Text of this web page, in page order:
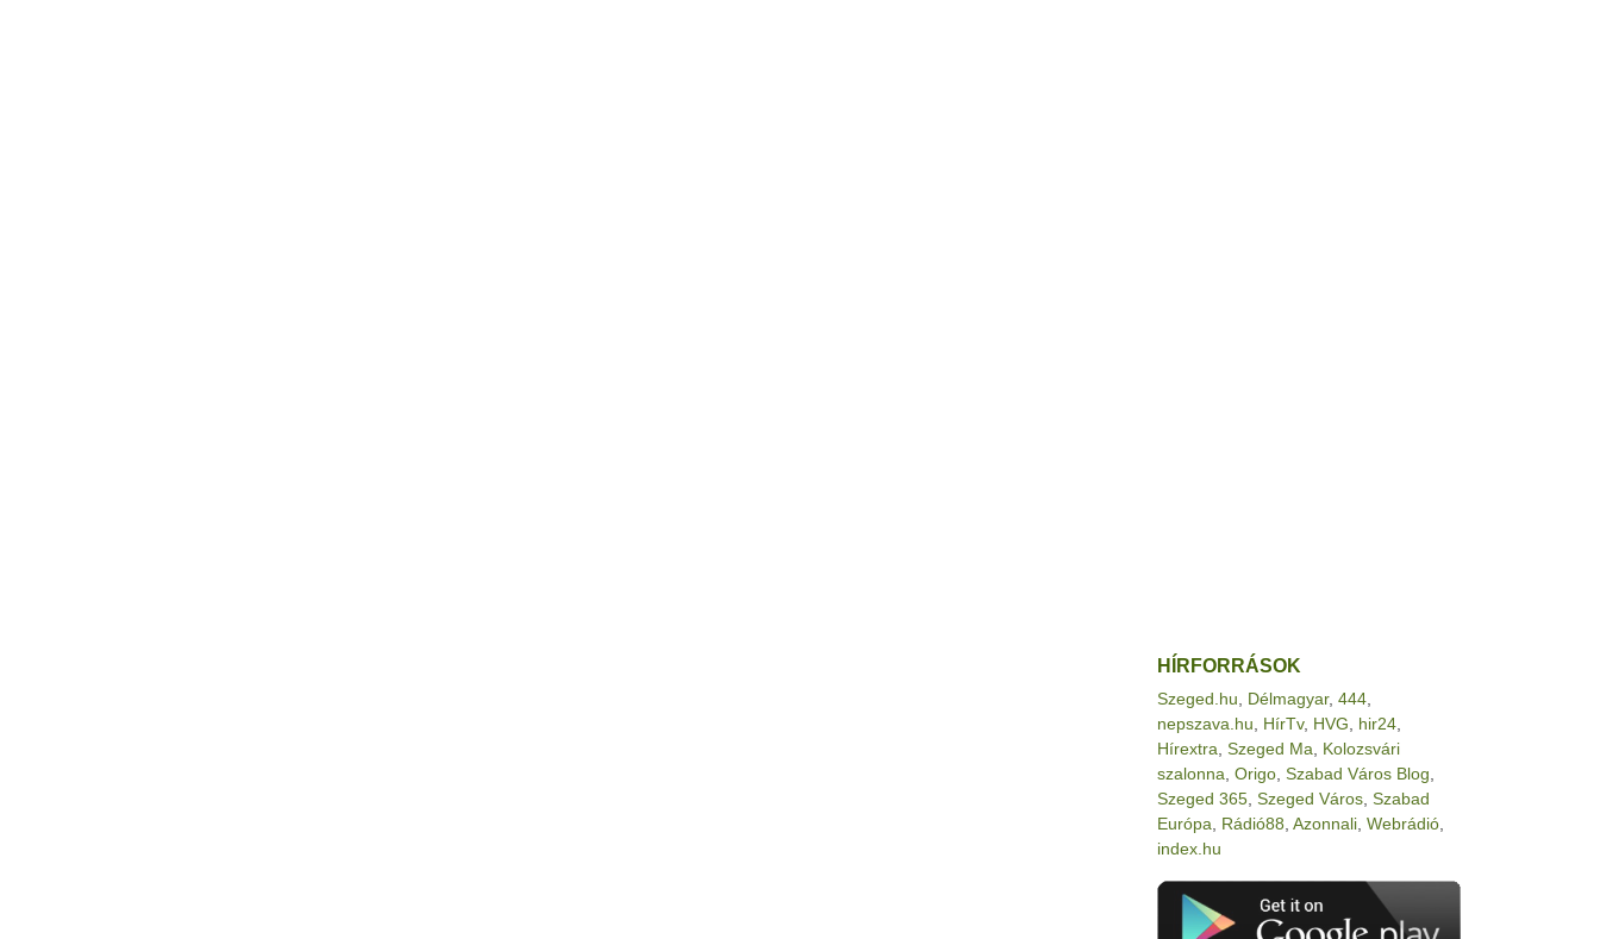
HÍRFORRÁSOK
Szeged.hu Délmagyar, 444
nepszava.hu
HírTv, HVG hir24
Hírextra Szeged Ma
Kolozsvári
szalonna Origo Szabad Város Blog
Szeged 365 Szeged Város Szabad
Európa
Rádió88 Azonnali Webrádió
index.hu